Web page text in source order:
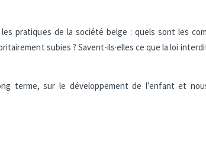
pratiques de la société belge : quels sont les
subies ? Savent-ils·elles ce que la loi
terme, sur le développement de l’enfant et